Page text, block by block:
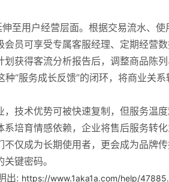
至用户经营层面。根据交易流水、
员可享受专属客服经理、定期经营
获得客流分析报告后，调整商品陈
“服务成长反馈”的闭环，将商业关系
技术优势可被快速复制，但服务温
培育情感依赖，企业将售后服务转
仅成为长期使用者，更会成为品牌
键密码。
出: https://www.1aka1a.com/help/